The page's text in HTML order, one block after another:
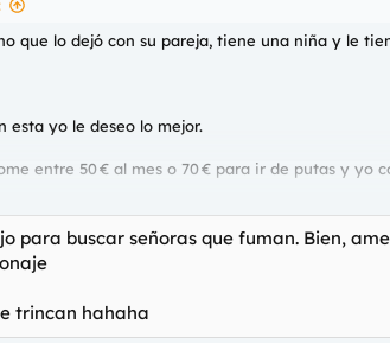
que lo dejó con su pareja, tiene una niña y le
esta yo le deseo lo mejor.
entre 50 € al mes o 70 € para ir de putas y yo
empresa para buscar scort difícil que me pillen.
para buscar señoras que fuman. Bien,
trincan hahaha